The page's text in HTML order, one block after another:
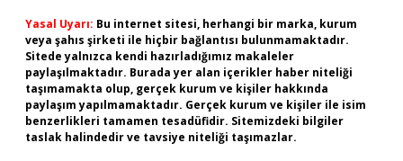
Yasal Uyarı: Bu internet sitesi, herhangi bir marka, kurum
veya şahıs şirketi ile hiçbir bağlantısı bulunmamaktadır.
Sitede yalnızca kendi hazırladığımız makaleler
paylaşılmaktadır. Burada yer alan içerikler haber niteliği
taşımamakta olup, gerçek kurum ve kişiler hakkında
paylaşım yapılmamaktadır. Gerçek kurum ve kişiler ile isim
benzerlikleri tamamen tesadüfidir. Sitemizdeki bilgiler
taslak halindedir ve tavsiye niteliği taşımazlar.